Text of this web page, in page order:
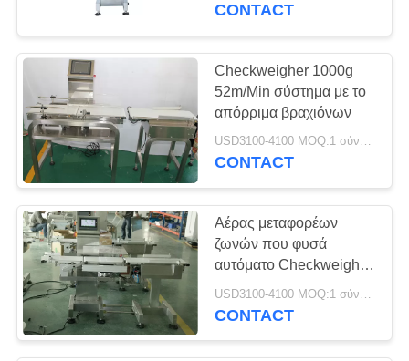
ΠΟΙΟΤΙΚΌΣ
ΈΛΕΓΧΟΣ
ΕΠΑΦΉ
ΖΗΤΉΣΤΕ
ΈΝΑ
ΑΠΌΣΠΑΣΜΑ
SITEMAP
PRIVACY
CONTACT
Checkweigher 1000g
52m/Min σύστημα με το
απόρριμα βραχιόνων
USD3100-4100 MOQ:1 σύνολο
CONTACT
Αέρας μεταφορέων
ζωνών που φυσά
αυτόματο Checkweigher
160g
CONTACT